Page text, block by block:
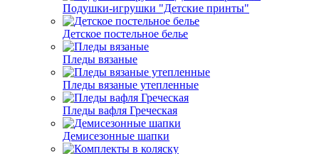
Подушки-игрушки "Детские принты"
Детское постельное белье
Пледы вязаные
Пледы вязаные утепленные
Пледы вафля Греческая
Демисезонные шапки